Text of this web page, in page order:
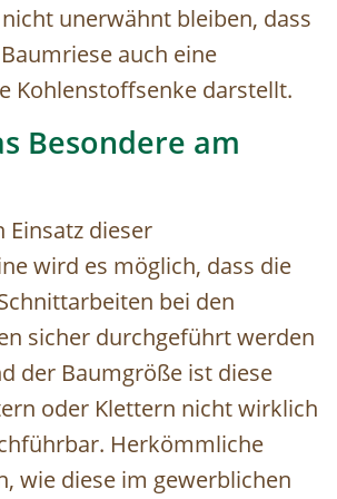
unerwähnt bleiben, dass
auch eine
Kohlenstoffsenke darstellt.
Besondere am
Einsatz dieser
wird es möglich, dass die
bei den
sicher durchgeführt werden
der Baumgröße ist diese
oder Klettern nicht wirklich
Herkömmliche
wie diese im gewerblichen